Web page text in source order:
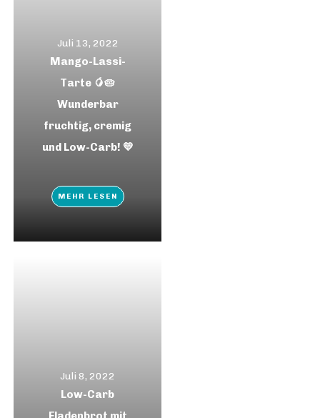
Juli 13, 2022
Mango-Lassi-
Tarte 🥭🥧
Wunderbar
fruchtig, cremig
und Low-Carb! 💛
MEHR LESEN
Juli 8, 2022
Low-Carb